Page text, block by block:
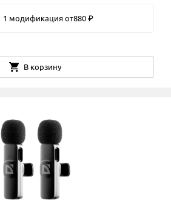
1 модификация от880 ₽
В корзину